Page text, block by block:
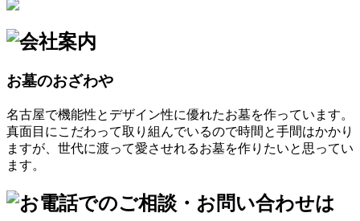
お墓のおざわや
名古屋で機能性とデザイン性に優れたお墓を作っています。
真面目にこだわって取り組んでいるので時間と手間はかかり
ますが、世代に渡って愛させれるお墓を作りたいと思ってい
ます。